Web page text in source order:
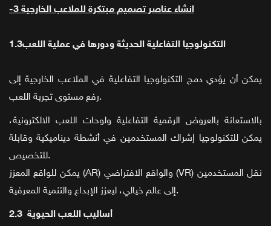
-3 انشاء عناصر تصميم مبتكرة للملاعب الخارجية
1.3التكنولوجيا التفاعلية الحديثة ودورها في عملية اللعب
يمكن أن يؤدي دمج التكنولوجيا التفاعلية في الملاعب الخارجية إلى
رفع مستوى تجربة اللعب.
بالاستعانة بالعروض الرقمية التفاعلية ولوحات اللعب الالكترونية،
يمكن للتكنولوجيا إشراك المستخدمين في أنشطة ديناميكية وقابلة
للتخصيص.
يمكن للواقع المعزز (AR) والواقع الافتراضي (VR) نقل المستخدمين
إلى عالم خيالي، ليعزز الإبداع والتنمية المعرفية.
2.3 أساليب اللعب الحيوية